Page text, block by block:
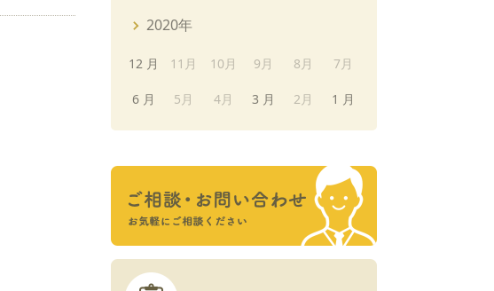
2020年
12 月 11月 10月 9月 8月 7月
6 月 5月 4月 3 月 2月 1 月